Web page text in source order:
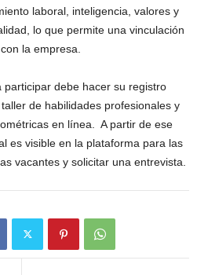
laboral, inteligencia, valores y
lo que permite una vinculación
la empresa.
participar debe hacer su registro
de habilidades profesionales y
en línea. A partir de ese
es visible en la plataforma para las
vacantes y solicitar una entrevista.